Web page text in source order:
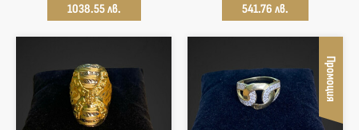
1038.55 лв.
541.76 лв.
Промоция